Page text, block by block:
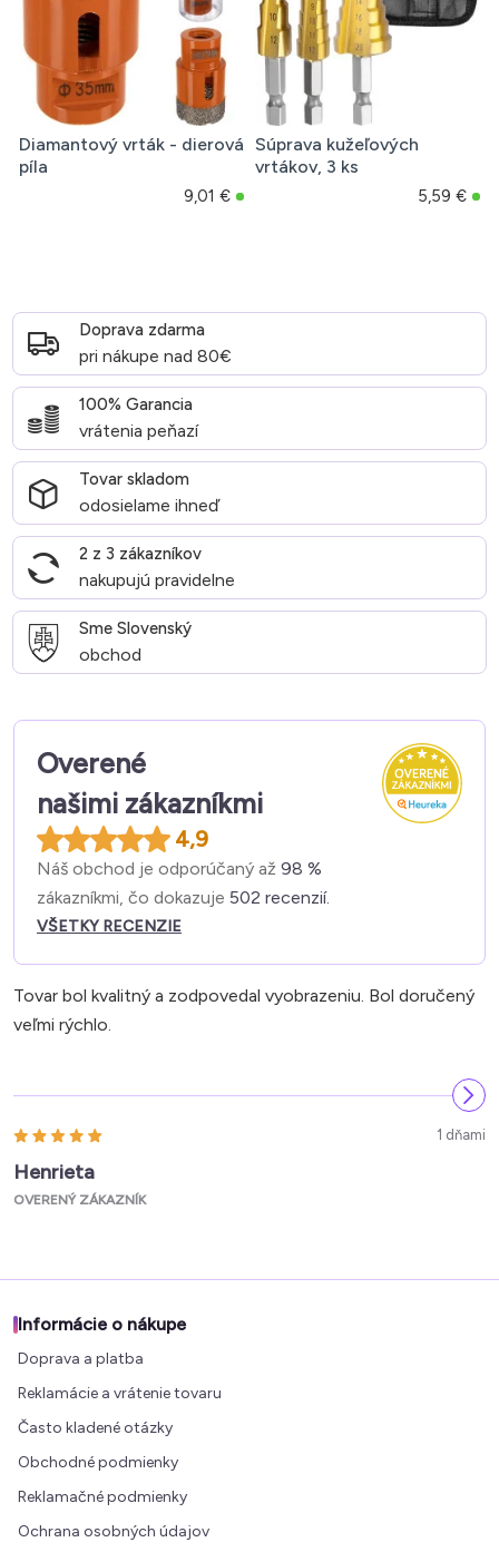
Diamantový vrták - dierová
píla
9,01 €
Súprava kužeľových
vrtákov, 3 ks
5,59 €
Doprava zdarma
pri nákupe nad 80€
100% Garancia
vrátenia peňazí
Tovar skladom
odosielame ihneď
2 z 3 zákazníkov
nakupujú pravidelne
Sme Slovenský
obchod
Overené
našimi zákazníkmi
4,9
Náš obchod je odporúčaný až 98 %
zákazníkmi, čo dokazuje 502 recenzií.
VŠETKY RECENZIE
Tovar bol kvalitný a zodpovedal vyobrazeniu. Bol doručený
veľmi rýchlo.
1 dňami
Henrieta
OVERENÝ ZÁKAZNÍK
Informácie o nákupe
Doprava a platba
Reklamácie a vrátenie tovaru
Často kladené otázky
Obchodné podmienky
Reklamačné podmienky
Ochrana osobných údajov